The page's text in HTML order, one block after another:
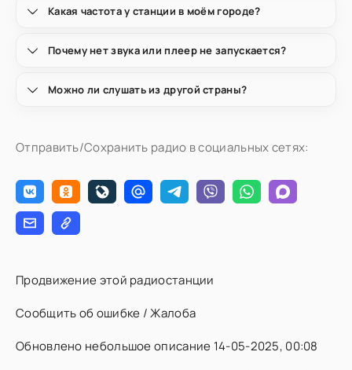
Какая частота у станции в моём городе?
Почему нет звука или плеер не запускается?
Можно ли слушать из другой страны?
Отправить/Сохранить радио в социальных сетях:
Продвижение этой радиостанции
Сообщить об ошибке / Жалоба
Обновлено небольшое описание 14-05-2025, 00:08